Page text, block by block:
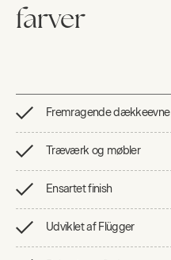
farver
Fremragende dækkeevne
Træværk og møbler
Ensartet finish
Udviklet af Flügger